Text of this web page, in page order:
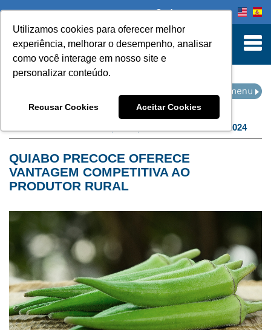
Utilizamos cookies para oferecer melhor
experiência, melhorar o desempenho, analisar
como você interage em nosso site e
personalizar conteúdo.
Recusar Cookies Aceitar Cookies
to Content
Onde comprar
setembro de 2024
QUIABO PRECOCE OFERECE
VANTAGEM COMPETITIVA AO
PRODUTOR RURAL